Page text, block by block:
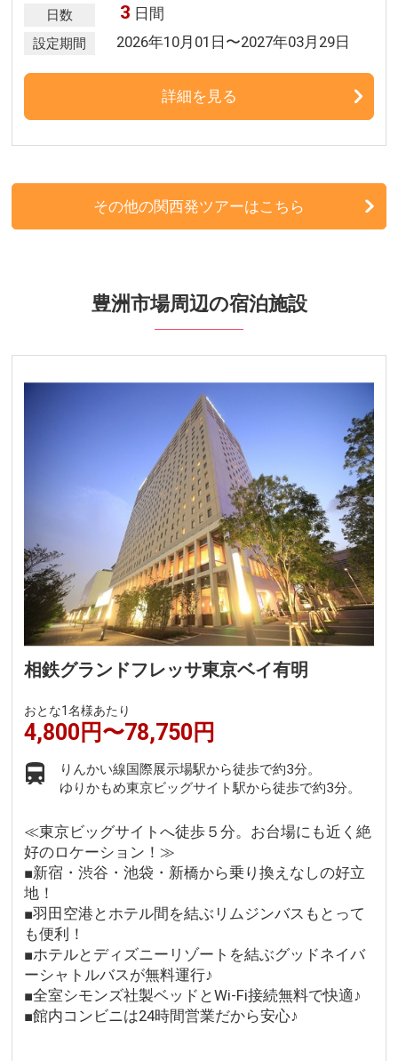
日数 3 日間
設定期間 2026年10月01日〜2027年03月29日
詳細を見る
その他の関西発ツアーはこちら
豊洲市場周辺の宿泊施設
相鉄グランドフレッサ東京ベイ有明
おとな1名様あたり
4,800円〜78,750円
りんかい線国際展示場駅から徒歩で約3分。
ゆりかもめ東京ビッグサイト駅から徒歩で約3分。
≪東京ビッグサイトへ徒歩５分。お台場にも近く絶
好のロケーション！≫
■新宿・渋谷・池袋・新橋から乗り換えなしの好立
地！
■羽田空港とホテル間を結ぶリムジンバスもとって
も便利！
■ホテルとディズニーリゾートを結ぶグッドネイバ
ーシャトルバスが無料運行♪
■全室シモンズ社製ベッドとWi-Fi接続無料で快適♪
■館内コンビニは24時間営業だから安心♪